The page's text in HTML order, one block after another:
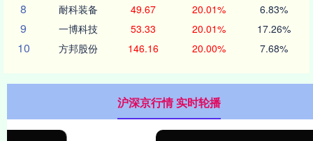
8 耐科装备 49.67 20.01% 6.83%
9 一博科技 53.33 20.01% 17.26%
10 方邦股份 146.16 20.00% 7.68%
沪深京行情 实时轮播